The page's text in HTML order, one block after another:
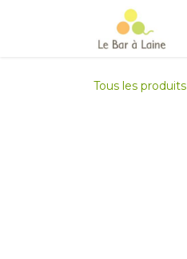
Se rendre au contenu
Tous les produits